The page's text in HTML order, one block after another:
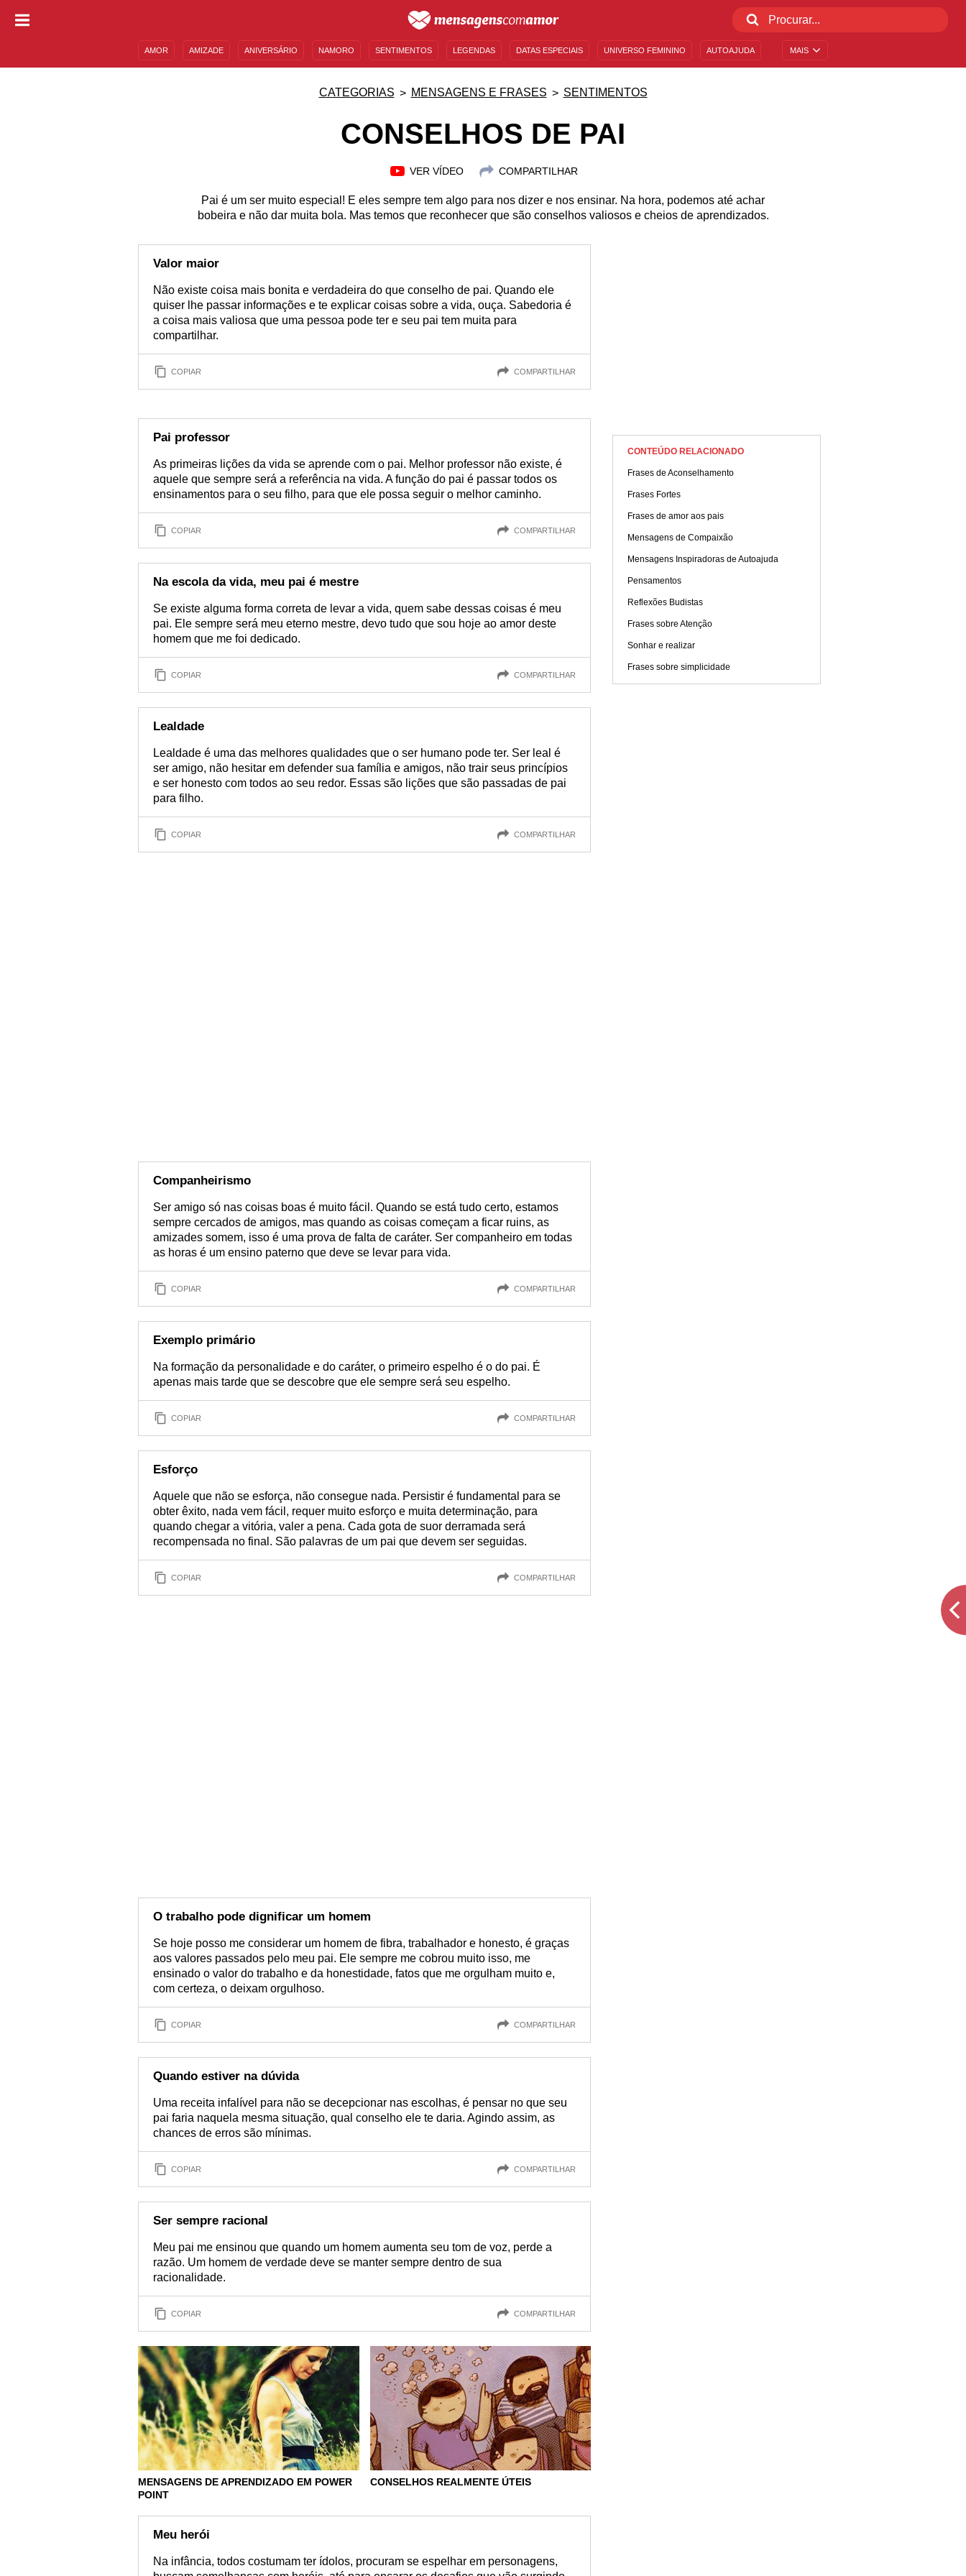
MAIS
AMOR AMIZADE ANIVERSÁRIO NAMORO SENTIMENTOS LEGENDAS DATAS ESPECIAIS UNIVERSO FEMININO AUTOAJUDA
CATEGORIAS MENSAGENS E FRASES SENTIMENTOS
CONSELHOS DE PAI
VER VÍDEO COMPARTILHAR
Pai é um ser muito especial! E eles sempre tem algo para nos dizer e nos ensinar. Na hora, podemos até achar
bobeira e não dar muita bola. Mas temos que reconhecer que são conselhos valiosos e cheios de aprendizados.
Valor maior
Não existe coisa mais bonita e verdadeira do que conselho de pai. Quando ele
quiser lhe passar informações e te explicar coisas sobre a vida, ouça. Sabedoria é
a coisa mais valiosa que uma pessoa pode ter e seu pai tem muita para
compartilhar.
COPIAR COMPARTILHAR
Pai professor
As primeiras lições da vida se aprende com o pai. Melhor professor não existe, é
aquele que sempre será a referência na vida. A função do pai é passar todos os
ensinamentos para o seu filho, para que ele possa seguir o melhor caminho.
COPIAR COMPARTILHAR
Na escola da vida, meu pai é mestre
Se existe alguma forma correta de levar a vida, quem sabe dessas coisas é meu
pai. Ele sempre será meu eterno mestre, devo tudo que sou hoje ao amor deste
homem que me foi dedicado.
COPIAR COMPARTILHAR
Lealdade
Lealdade é uma das melhores qualidades que o ser humano pode ter. Ser leal é
ser amigo, não hesitar em defender sua família e amigos, não trair seus princípios
e ser honesto com todos ao seu redor. Essas são lições que são passadas de pai
para filho.
COPIAR COMPARTILHAR
Companheirismo
Ser amigo só nas coisas boas é muito fácil. Quando se está tudo certo, estamos
sempre cercados de amigos, mas quando as coisas começam a ficar ruins, as
amizades somem, isso é uma prova de falta de caráter. Ser companheiro em todas
as horas é um ensino paterno que deve se levar para vida.
COPIAR COMPARTILHAR
Exemplo primário
Na formação da personalidade e do caráter, o primeiro espelho é o do pai. É
apenas mais tarde que se descobre que ele sempre será seu espelho.
COPIAR COMPARTILHAR
Esforço
Aquele que não se esforça, não consegue nada. Persistir é fundamental para se
obter êxito, nada vem fácil, requer muito esforço e muita determinação, para
quando chegar a vitória, valer a pena. Cada gota de suor derramada será
recompensada no final. São palavras de um pai que devem ser seguidas.
COPIAR COMPARTILHAR
O trabalho pode dignificar um homem
Se hoje posso me considerar um homem de fibra, trabalhador e honesto, é graças
aos valores passados pelo meu pai. Ele sempre me cobrou muito isso, me
ensinado o valor do trabalho e da honestidade, fatos que me orgulham muito e,
com certeza, o deixam orgulhoso.
COPIAR COMPARTILHAR
Quando estiver na dúvida
Uma receita infalível para não se decepcionar nas escolhas, é pensar no que seu
pai faria naquela mesma situação, qual conselho ele te daria. Agindo assim, as
chances de erros são mínimas.
COPIAR COMPARTILHAR
Ser sempre racional
Meu pai me ensinou que quando um homem aumenta seu tom de voz, perde a
razão. Um homem de verdade deve se manter sempre dentro de sua
racionalidade.
COPIAR COMPARTILHAR
MENSAGENS DE APRENDIZADO EM POWER
POINT
CONSELHOS REALMENTE ÚTEIS
Meu herói
Na infância, todos costumam ter ídolos, procuram se espelhar em personagens,
CONTEÚDO RELACIONADO
Frases de Aconselhamento
Frases Fortes
Frases de amor aos pais
Mensagens de Compaixão
Mensagens Inspiradoras de Autoajuda
Pensamentos
Reflexões Budistas
Frases sobre Atenção
Sonhar e realizar
Frases sobre simplicidade